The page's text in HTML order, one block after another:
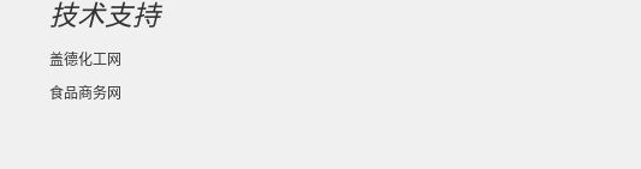
技术支持
盖德化工网
食品商务网